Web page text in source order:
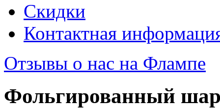
Скидки
Контактная
Отзывы о нас на Флампе
Фольгированный